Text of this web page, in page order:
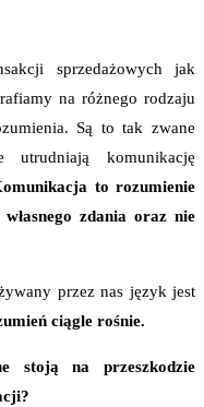
sprzedażowych jak
na różnego rodzaju
Są to tak zwane
komunikację
to rozumienie
zdania oraz nie
przez nas język jest
ciągle rośnie.
stoją na przeszkodzie